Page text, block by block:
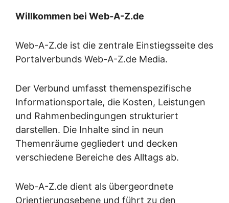
Willkommen bei Web-A-Z.de
Web-A-Z.de ist die zentrale Einstiegsseite des
Portalverbunds Web-A-Z.de Media.
Der Verbund umfasst themenspezifische
Informationsportale, die Kosten, Leistungen
und Rahmenbedingungen strukturiert
darstellen. Die Inhalte sind in neun
Themenräume gegliedert und decken
verschiedene Bereiche des Alltags ab.
Web-A-Z.de dient als übergeordnete
Orientierungsebene und führt zu den